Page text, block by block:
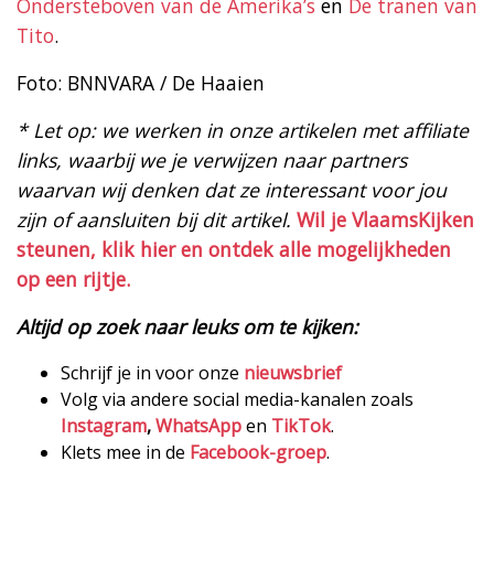
Tito.
Foto: BNNVARA / De Haaien
* Let op: we werken in onze artikelen met affiliate
links, waarbij we je verwijzen naar partners
waarvan wij denken dat ze interessant voor jou
zijn of aansluiten bij dit artikel. Wil je VlaamsKijken
steunen, klik hier en ontdek alle mogelijkheden
op een rijtje.
Altijd op zoek naar leuks om te kijken:
Schrijf je in voor onze nieuwsbrief
Volg via andere social media-kanalen zoals
Instagram,WhatsAppen TikTok.
Klets mee in de Facebook-groep.